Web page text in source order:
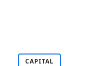
CAPITAL